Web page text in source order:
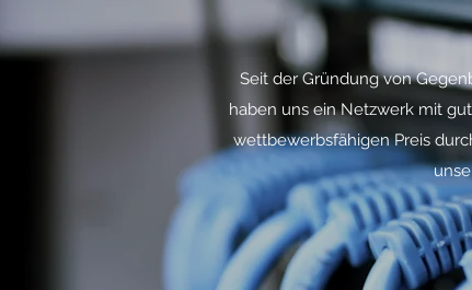
Seit der Gründung von
haben uns ein Netzwerk mit
wettbewerbsfähigen Preis